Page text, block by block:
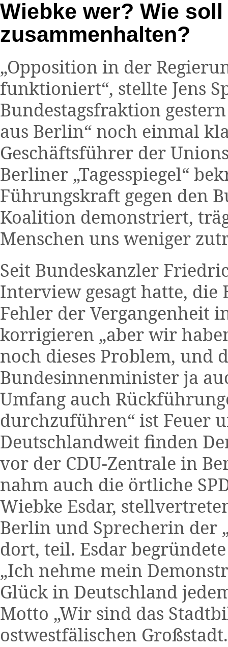
Wiebke wer? Wie
zusammenhalten?
„Opposition in der
funktioniert“, stellte Jens
Bundestagsfraktion
aus Berlin“ noch einmal
Geschäftsführer der
Berliner „Tagesspiegel“
Führungskraft gegen den
Koalition demonstriert,
Menschen uns weniger
Seit Bundeskanzler
Interview gesagt hatte, die
Fehler der Vergangenheit
korrigieren „aber wir
noch dieses Problem, und
Bundesinnenminister ja
Umfang auch
durchzuführen“ ist Feuer
Deutschlandweit finden
vor der CDU-Zentrale in
nahm auch die örtliche
Wiebke Esdar,
Berlin und Sprecherin der
dort, teil. Esdar
„Ich nehme mein
Glück in Deutschland
Motto „Wir sind das
ostwestfälischen Großstadt.